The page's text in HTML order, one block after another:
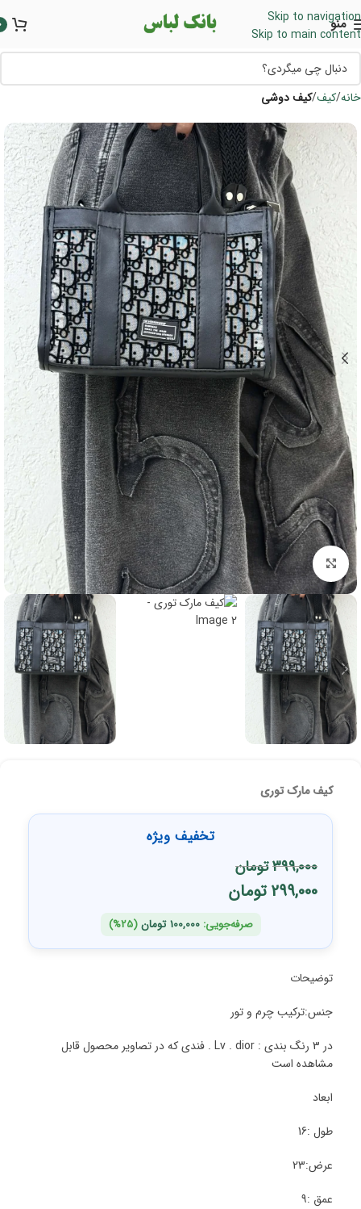
Skip to navigation
Skip to main content
منو
خانه کیف کیف دوشی
برای بزرگنمایی کلیک کنید
کیف مارک توری
تخفیف ویژه
399,000تومان
299,000تومان
صرفه‌جویی:100,000 تومان(25%)
توضیحات
جنس:ترکیب چرم و تور
در 3 رنگ بندی : Lv . dior . فندی که در تصاویر محصول قابل
مشاهده است
ابعاد
طول :16
عرض:23
عمق :9